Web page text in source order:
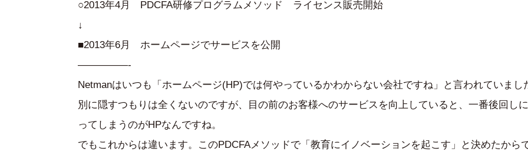
○2013年4月 PDCFA研修プログラムメソッド ライセンス販売開始
↓
■2013年6月 ホームページでサービスを公開
—————-
Netmanはいつも「ホームページ(HP)では何やっているかわからない会社ですね」と言われていまし
別に隠すつもりは全くないのですが、目の前のお客様へのサービスを向上していると、一番後回し
ってしまうのがHPなんですね。
でもこれからは違います。このPDCFAメソッドで「教育にイノベーションを起こす」と決めたから